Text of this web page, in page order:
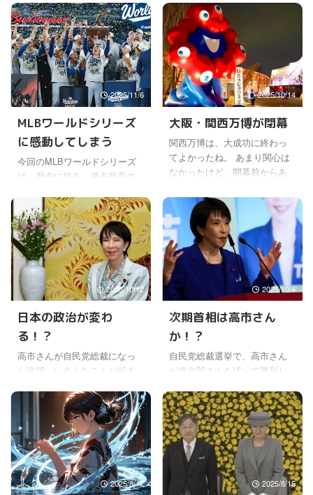
祉関係とか、いろんな分野の
人たちと繋がりをもたれてい
るからね。 中には、義理を通
すために来る人 ...
いのに、日本国内で、日本人
に向かって戦争に反対してく
ださいと言われてもね。 どう
も、 ...
絶賛開催中だけどね。 実はそ
の間に、日米首脳会談が行わ
れていた。ニュースで少し見
たけど、専門家の意見として
は、高市さんの訪米は大成功
だったという見方が多いみた
いだよね。 トランプ大統領の
何が本音なのか、どんな行動
に出るのか、分かりづらいか
ら油断はできないけどね。 と
りあえず、日本への無理難題
ったので、まずはホットし
た。 日米首脳会談「高市首相
の大きな得点」 米有識者の
見方htt ...
で選挙で勝つなんて、自民党
ですら思ってなかったよね。
比例名簿が足りないせいで自
民党は316議席止まりになった
けど、本当は330議席まで当選
していたらしいから。 それで
も単独で３分の２議席以上、
ってはまるで神風が吹いたよ
うな、予想を遥かに上回る結
果だったのかがわかるよね。
真偽不明だけど、ネット対策
う、批判もあったけどね。 そ
の良し悪しはともかく、ネッ
トに疎い高齢者の人たちです
ら ...
2025/11/6
MLBワールドシリーズ
に感動してしまう
今回のMLBワールドシリーズ
は、歴史に残る、過去最高の
よね。 中でも山本由伸投手の
大舞台での圧倒的な投球術と
献身的な姿勢に、米国でも日
本でも信じられないという高
評価で持ちきりだよね。 第７
戦はライブで観ていたけど、
あれほど感動的で、最後の最
後までハラハラする試合を観
たのは、初めての気がする。
まぁ、そこまで野球を見てき
たわけではないから、知らな
いだけなんだろうけど。 ９回
えば負けという場面で、野手
のファインプレーもあって山
本は踏ん張った。 しかも前日
には ...
2025/10/14
大阪・関西万博が閉幕
関西万博は、大成功に終わっ
てよかったね。 あまり関心は
なかったけど、開幕前からあ
から、大丈夫かなと逆に心配
になった。 昨年の３月は、万
博会場の夢の島に隣接する島
で、「深見東州バースデー個
展」が初めて関西で開催され
たけどね。 オープニングの深
見東州先生の挨拶では、万博
会場のすぐそばの開催という
ことで、今回はここしか会場
がなかったことや、万博を応
と思うけど。 あの頃は、開催
小開催にするべきとの声も出
ていた。 それが、いざ始まっ
てみる ...
2025/10/12
日本の政治が変わ
る！？
高市さんが自民党総裁になっ
た途端、いろんなことが起き
マンのあの発言は、メディア
の高市さんに対するスタンス
をよく表現していて、特別な
驚きはないけどね。 ただ、ま
さか公共のテレビで漏れるな
んて、そのことにびっくりし
たけど。 【全文】「支持率下
2025/10/4
次期首相は高市さん
か！？
自民党総裁選挙で、高市さん
が進次郎さんを破って勝利し
コール首相ではないけれど、
次期首相に一番近いところに
いるよね。というか首相にな
るのはほぼ間違いないと思う
けど。 総裁選に関しては、立
候補者同士よりも各支持者の
間での熱烈な意見のぶつかり
2025/8/17 2025/8/15